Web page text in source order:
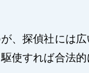
、探偵社には
使すれば合法